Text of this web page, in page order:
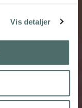
Vis detaljer